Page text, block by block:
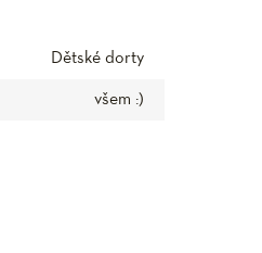
Dětské dorty
všem :)